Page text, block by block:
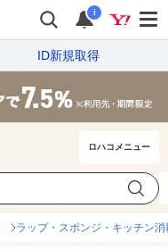
i
ID新規取得
ロハコメニュー
ラップ・スポンジ・キッチン消